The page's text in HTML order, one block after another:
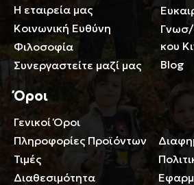
Η εταιρεία μας
Κοινωνική Ευθύνη
Φιλοσοφία
Συνεργαστείτε μαζί μας
κου
Blog
Όροι
Γενικοί Όροι
Πληροφορίες Προϊόντων
Τιμές
Διαθεσιμότητα